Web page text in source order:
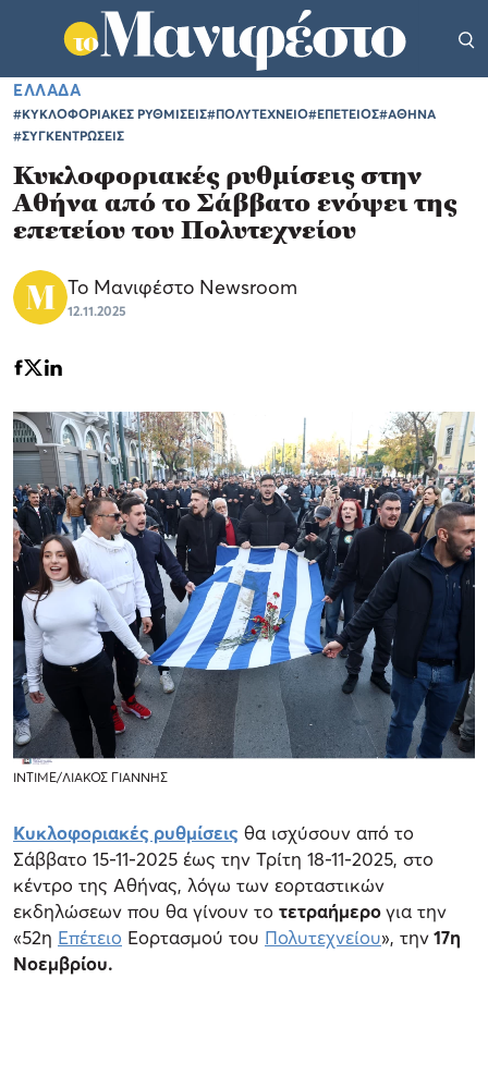
ΕΛΛΑΔΑ
#ΚΥΚΛΟΦΟΡΙΑΚΕΣ ΡΥΘΜΙΣΕΙΣ#ΠΟΛΥΤΕΧΝΕΙΟ#ΕΠΕΤΕΙΟΣ#ΑΘΗΝΑ
#ΣΥΓΚΕΝΤΡΩΣΕΙΣ
Κυκλοφοριακές ρυθμίσεις στην
Αθήνα από το Σάββατο ενόψει της
επετείου του Πολυτεχνείου
Το Μανιφέστο Newsroom
12.11.2025
INTIME/ΛΙΑΚΟΣ ΓΙΑΝΝΗΣ
Κυκλοφοριακές ρυθμίσεις θα ισχύσουν από το
Σάββατο 15-11-2025 έως την Τρίτη 18-11-2025, στο
κέντρο της Αθήνας, λόγω των εορταστικών
εκδηλώσεων που θα γίνουν το τετραήμερογια την
«52η Επέτειο Εορτασμού του Πολυτεχνείου», την17η
Νοεμβρίου.